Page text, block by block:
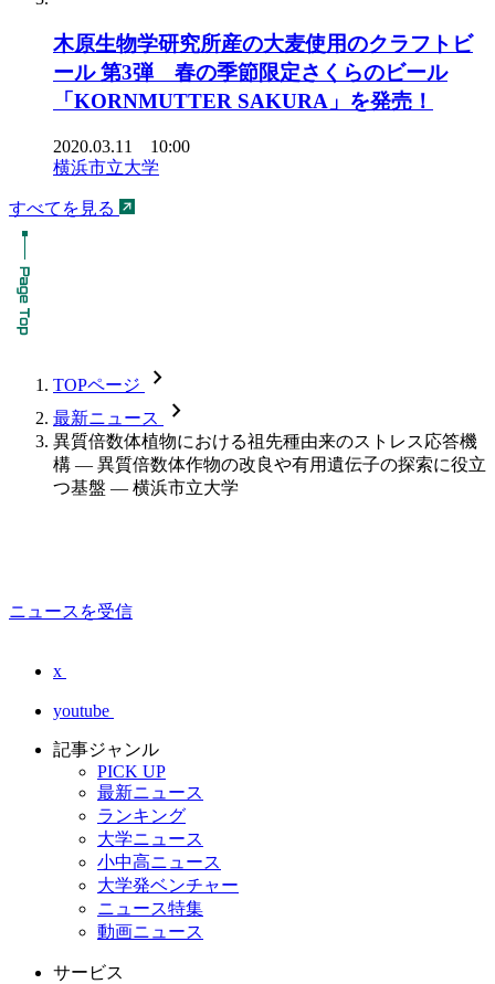
木原生物学研究所産の大麦使用のクラフトビ
ール 第3弾 春の季節限定さくらのビール
「KORNMUTTER SAKURA」を発売！
2020.03.11 10:00
横浜市立大学
すべてを見る
TOPページ chevron_forward
最新ニュース chevron_forward
異質倍数体植物における祖先種由来のストレス応答機
構 — 異質倍数体作物の改良や有用遺伝子の探索に役立
つ基盤 — 横浜市立大学
ニュースを受信
x
youtube
記事ジャンル
PICK UP
最新ニュース
ランキング
大学ニュース
小中高ニュース
大学発ベンチャー
ニュース特集
動画ニュース
サービス